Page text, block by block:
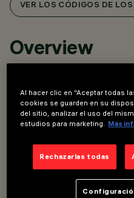
VER LOS CÓDIGOS DE
Overview
luminosas LED.
Compartimento óptico
espesor.
Sin dispersión de flujo
Compartimento óptico
Al hacer clic en “Aceptar todas
cookies se guarden en su
del sitio, analizar el uso del
estudios para marketing. Más
Rechazarlas todas